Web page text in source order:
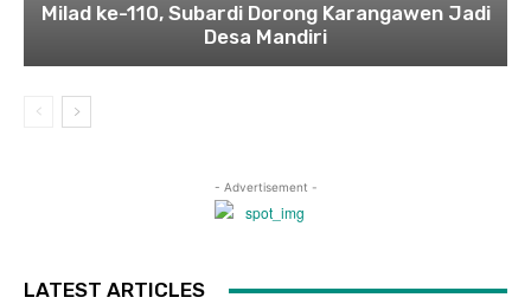
Milad ke-110, Subardi Dorong Karangawen Jadi
Desa Mandiri
- Advertisement -
LATEST ARTICLES